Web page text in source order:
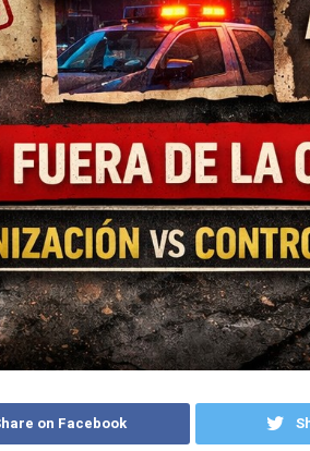
on Facebook